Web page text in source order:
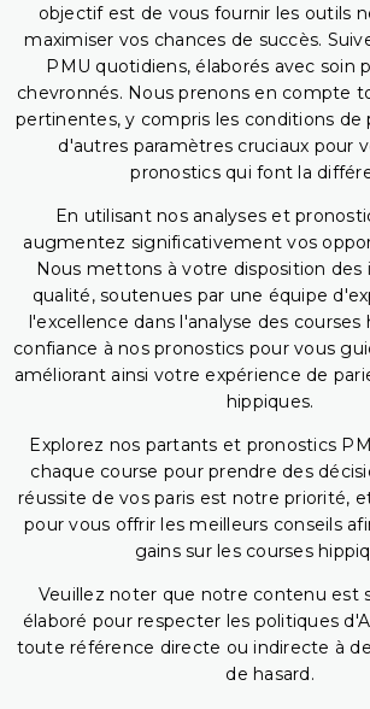
objectif est de vous fournir les outils
maximiser vos chances de succès.
PMU quotidiens, élaborés avec soin
chevronnés. Nous prenons en compte
pertinentes, y compris les conditions de
d'autres paramètres cruciaux pour
pronostics qui font la
En utilisant nos analyses et
augmentez significativement vos
Nous mettons à votre disposition des
qualité, soutenues par une équipe
l'excellence dans l'analyse des courses
confiance à nos pronostics pour vous
améliorant ainsi votre expérience de
hippiques.
Explorez nos partants et pronostics
chaque course pour prendre des
réussite de vos paris est notre priorité,
pour vous offrir les meilleurs conseils
gains sur les courses
Veuillez noter que notre contenu est
élaboré pour respecter les politiques
toute référence directe ou indirecte à
de hasard.